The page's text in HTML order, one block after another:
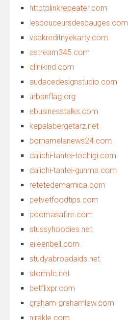
httptplinkrepeater.com
lesdouceursdesbauges.com
vsekreditnyekarty.com
astream345.com
clinikind.com
audacedesignstudio.com
urbanflag.org
ebusinesstalks.com
kepalabergetarz.net
bornamelanews24.com
daiichi-tantei-tochigi.com
daiichi-tantei-gunma.com
retetedemamica.com
petvetfoodtips.com
poomasafire.com
stussyhoodies.net
eileenbell.com
studyabroadaids.net
stormfc.net
betflixpr.com
graham-grahamlaw.com
nirakle.com